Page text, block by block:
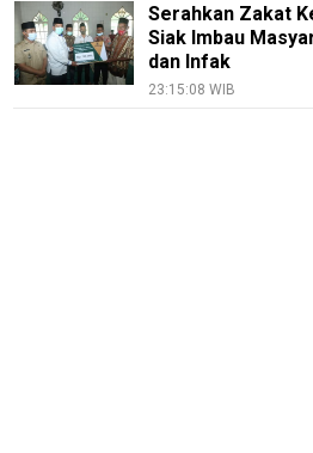
Serahkan Zakat
Siak Imbau
dan Infak
23:15:08 WIB
pendidikan
Kode
Etik